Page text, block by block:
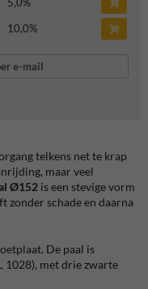
5,0%
10,0%
e-mail
telkens net te krap
maar veel
Ø152 is een stevige vorm
zonder schade en daarna
De paal is
1028), met drie zwarte